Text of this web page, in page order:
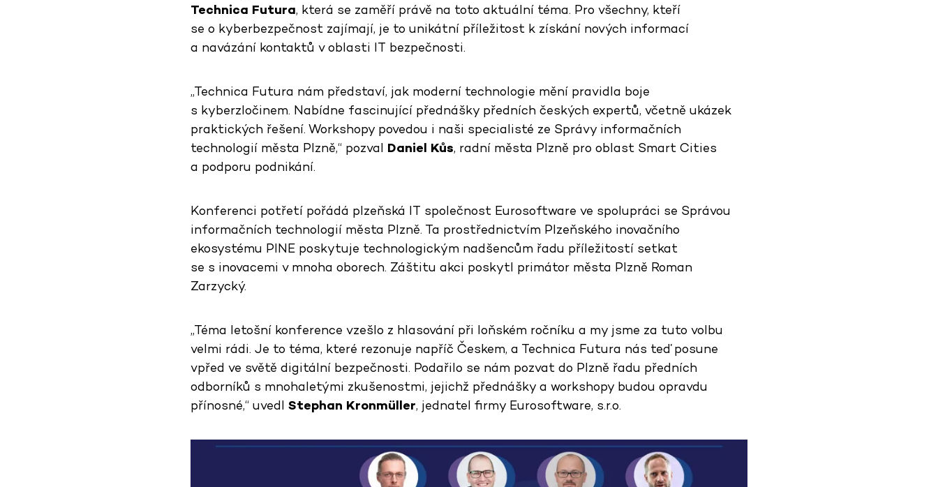
Technica Futura, která se zaměří právě na toto aktuální téma. Pro všechny, kteří
se o kyberbezpečnost zajímají, je to unikátní příležitost k získání nových informací
a navázání kontaktů v oblasti IT bezpečnosti.
„Technica Futura nám představí, jak moderní technologie mění pravidla boje
s kyberzločinem. Nabídne fascinující přednášky předních českých expertů, včetně ukázek
praktických řešení. Workshopy povedou i naši specialisté ze Správy informačních
technologií města Plzně,“ pozval Daniel Kůs, radní města Plzně pro oblast Smart Cities
a podporu podnikání.
Konferenci potřetí pořádá plzeňská IT společnost Eurosoftware ve spolupráci se Správou
informačních technologií města Plzně. Ta prostřednictvím Plzeňského inovačního
ekosystému PINE poskytuje technologickým nadšencům řadu příležitostí setkat
se s inovacemi v mnoha oborech. Záštitu akci poskytl primátor města Plzně Roman
Zarzycký.
„Téma letošní konference vzešlo z hlasování při loňském ročníku a my jsme za tuto volbu
velmi rádi. Je to téma, které rezonuje napříč Českem, a Technica Futura nás teď posune
vpřed ve světě digitální bezpečnosti. Podařilo se nám pozvat do Plzně řadu předních
odborníků s mnohaletými zkušenostmi, jejichž přednášky a workshopy budou opravdu
přínosné,“ uvedl Stephan Kronmüller, jednatel firmy Eurosoftware, s.r.o.